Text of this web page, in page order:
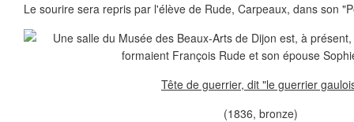
Le sourire sera repris par l'élève de Rude, Carpeaux, dans son
Tête de guerrier, dit "le guerrier
(1836, bronze)